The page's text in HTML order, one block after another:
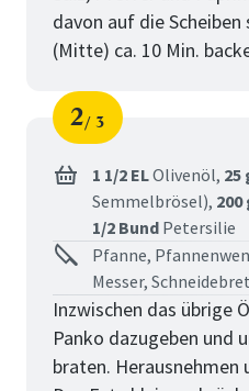
davon auf die
(Mitte) ca. 10 Min.
Schritt
2
von
3
1 1/2 ELOlivenöl, 25
Semmelbrösel), 200
1/2 Bund Petersilie
Pfanne,
Messer,
Inzwischen das übrige
Panko dazugeben und
braten. Herausnehmen